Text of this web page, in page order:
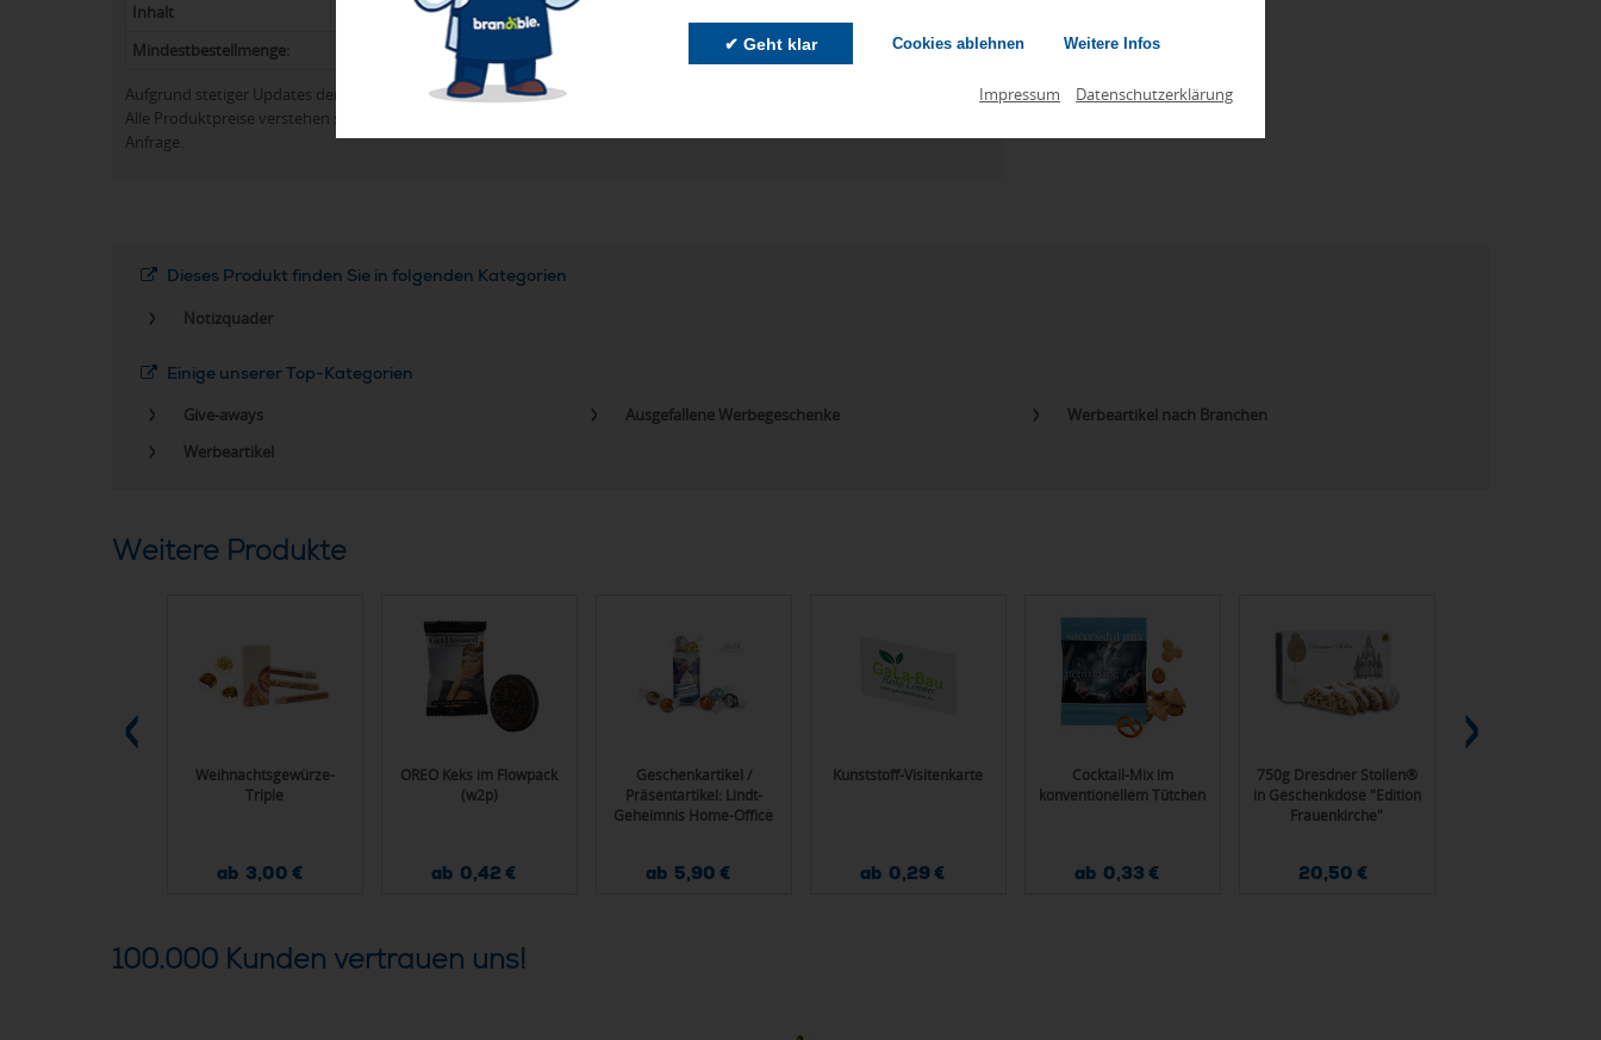
✔ Geht klar Cookies ablehnen Weitere Infos
Impressum Datenschutzerklärung
Inhalt
ca. 820 Blatt
Mindestbestellmenge:
Aufgrund stetiger Updates der Produktpalette kann es zu Abweichungen bei Preisen und Produktinformationen kommen.
Alle Produktpreise verstehen sich in der Regel ohne Werbeanbringungskosten. Preise für Direktimport erhalten Sie auf
Anfrage.
Dieses Produkt finden Sie in folgenden Kategorien
Notizquader
Einige unserer Top-Kategorien
Give-aways
Ausgefallene Werbegeschenke
Werbeartikel nach Branchen
Werbeartikel
Weitere Produkte
Weihnachtsgewürze-
Triple
ab 3,00 €
OREO Keks im Flowpack
(w2p)
ab 0,42 €
Geschenkartikel /
Präsentartikel: Lindt-
Geheimnis Home-Office
Kugeln
ab 5,90 €
Kunststoff-Visitenkarte
ab 0,29 €
Cocktail-Mix im
konventionellem Tütchen
ab 0,33 €
750g Dresdner Stollen®
in Geschenkdose "Edition
Frauenkirche"
20,50 €
100.000 Kunden vertrauen uns!